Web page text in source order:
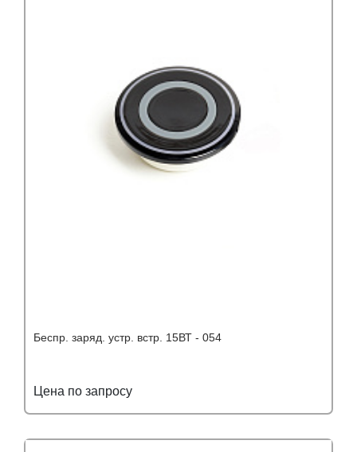
Беспр. заряд. устр. встр. 15ВТ - 054
Цена по запросу